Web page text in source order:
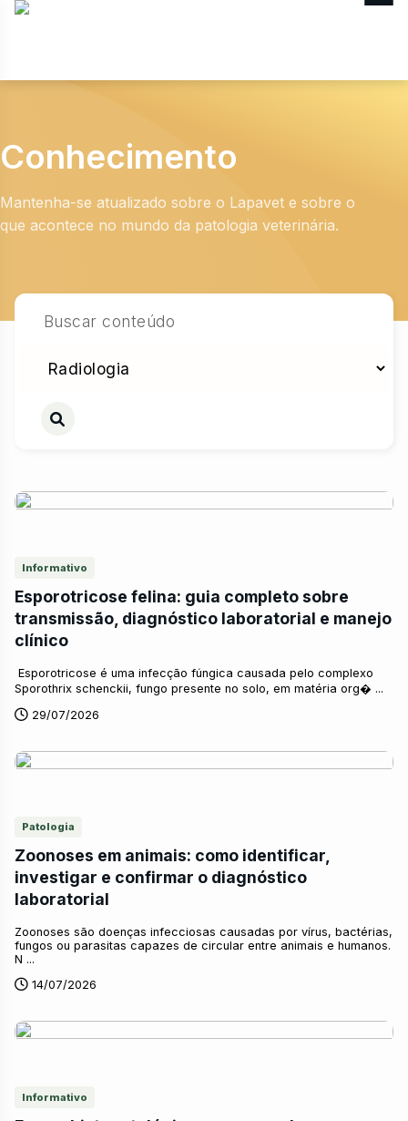
Conhecimento
Mantenha-se atualizado sobre o Lapavet e sobre o
que acontece no mundo da patologia veterinária.
Informativo
Esporotricose felina: guia completo sobre
transmissão, diagnóstico laboratorial e manejo
clínico
Esporotricose é uma infecção fúngica causada pelo complexo
Sporothrix schenckii, fungo presente no solo, em matéria org� ...
29/07/2026
Patologia
Zoonoses em animais: como identificar,
investigar e confirmar o diagnóstico
laboratorial
Zoonoses são doenças infecciosas causadas por vírus, bactérias,
fungos ou parasitas capazes de circular entre animais e humanos.
N ...
14/07/2026
Informativo